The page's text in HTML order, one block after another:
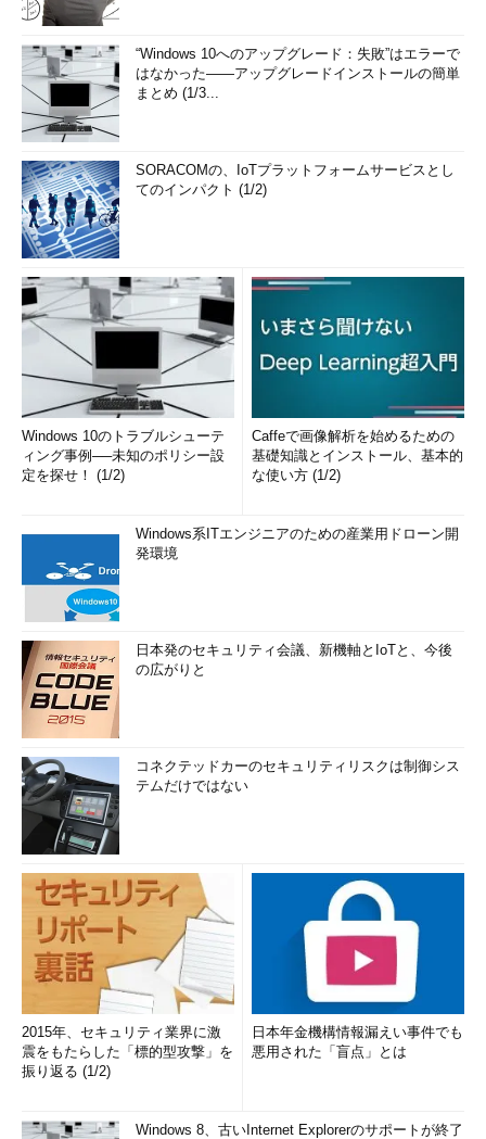
“Windows 10へのアップグレード：失敗”はエラーで
はなかった――アップグレードインストールの簡単
まとめ (1/3...
SORACOMの、IoTプラットフォームサービスとし
てのインパクト (1/2)
Windows 10のトラブルシューテ
ィング事例──未知のポリシー設
定を探せ！ (1/2)
Caffeで画像解析を始めるための
基礎知識とインストール、基本的
な使い方 (1/2)
Windows系ITエンジニアのための産業用ドローン開
発環境
日本発のセキュリティ会議、新機軸とIoTと、今後
の広がりと
コネクテッドカーのセキュリティリスクは制御シス
テムだけではない
2015年、セキュリティ業界に激
震をもたらした「標的型攻撃」を
振り返る (1/2)
日本年金機構情報漏えい事件でも
悪用された「盲点」とは
Windows 8、古いInternet Explorerのサポートが終了